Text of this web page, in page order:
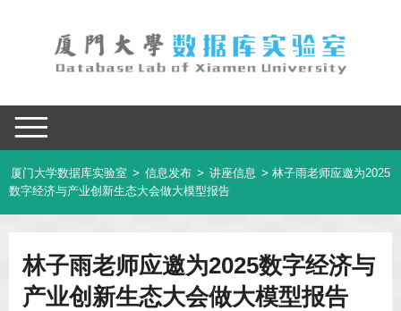
厦门大学数据库实验室 > 信息发布 > 讲座信息 > 林子雨老师应邀为2025
数字经济与产业创新生态大会做大模型报告
林子雨老师应邀为2025数字经济与
产业创新生态大会做大模型报告